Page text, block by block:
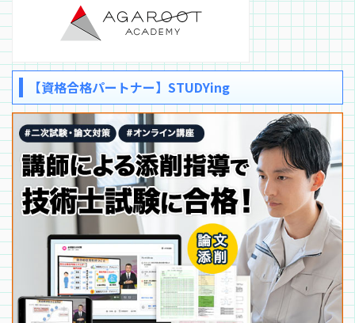
【資格合格パートナー】STUDYing